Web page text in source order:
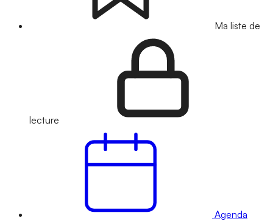
Ma liste de
lecture
Agenda